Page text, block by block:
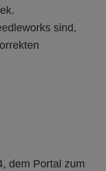
sind,
dem Portal zum